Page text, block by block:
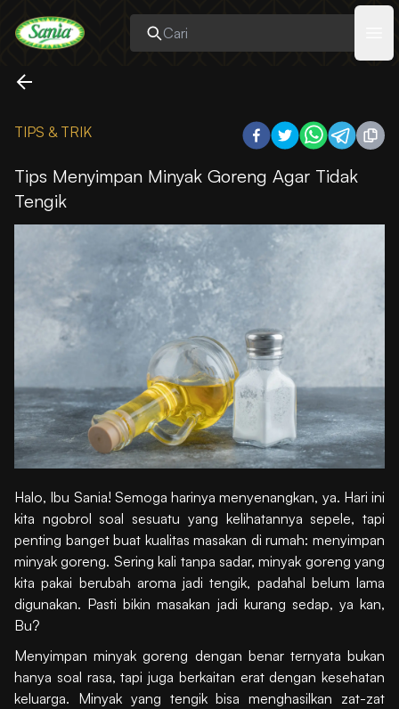
Sania
TIPS & TRIK
Tips Menyimpan Minyak Goreng Agar Tidak
Tengik
Halo, Ibu Sania! Semoga harinya menyenangkan, ya. Hari ini
kita ngobrol soal sesuatu yang kelihatannya sepele, tapi
penting banget buat kualitas masakan di rumah: menyimpan
minyak goreng. Sering kali tanpa sadar, minyak goreng yang
kita pakai berubah aroma jadi tengik, padahal belum lama
digunakan. Pasti bikin masakan jadi kurang sedap, ya kan,
Bu?
Menyimpan minyak goreng dengan benar ternyata bukan
hanya soal rasa, tapi juga berkaitan erat dengan kesehatan
keluarga. Minyak yang tengik bisa menghasilkan zat-zat